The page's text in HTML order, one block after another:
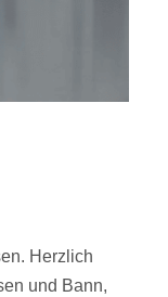
Herzlich
und Bann,